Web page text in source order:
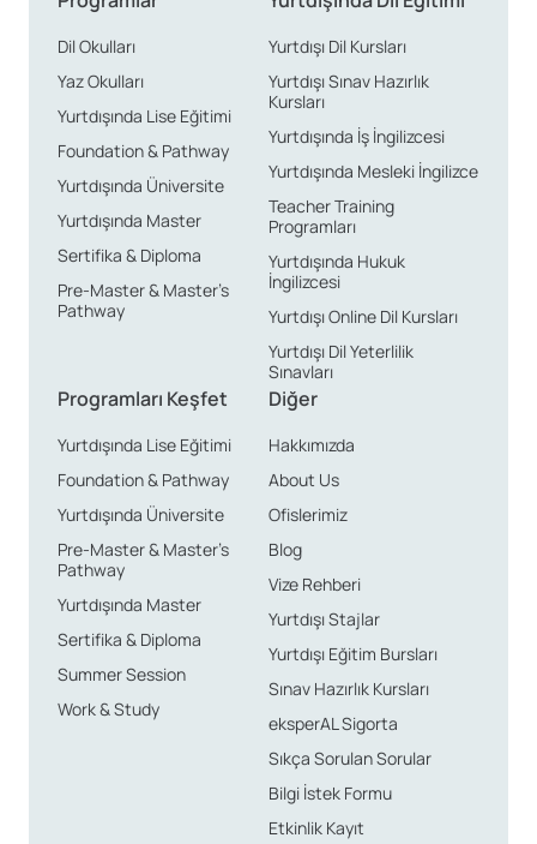
Dil Okulları
Yaz Okulları
Yurtdışında Lise Eğitimi
Foundation & Pathway
Yurtdışında Üniversite
Yurtdışında Master
Sertifika & Diploma
Pre-Master & Master’s
Pathway
Yurtdışı Dil Kursları
Yurtdışı Sınav Hazırlık
Kursları
Yurtdışında İş İngilizcesi
Yurtdışında Mesleki İngilizce
Teacher Training
Programları
Yurtdışında Hukuk
İngilizcesi
Yurtdışı Online Dil Kursları
Yurtdışı Dil Yeterlilik
Sınavları
Programları Keşfet
Yurtdışında Lise Eğitimi
Foundation & Pathway
Yurtdışında Üniversite
Pre-Master & Master’s
Pathway
Yurtdışında Master
Sertifika & Diploma
Summer Session
Work & Study
Diğer
Hakkımızda
About Us
Ofislerimiz
Blog
Vize Rehberi
Yurtdışı Stajlar
Yurtdışı Eğitim Bursları
Sınav Hazırlık Kursları
eksperAL Sigorta
Sıkça Sorulan Sorular
Bilgi İstek Formu
Etkinlik Kayıt